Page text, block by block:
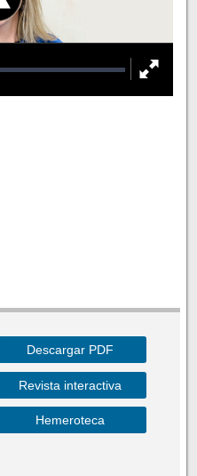
Descargar PDF
Revista interactiva
Hemeroteca